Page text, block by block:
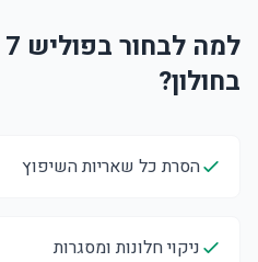
בחולון?
הסרת כל שאריות השיפוץ
ניקוי חלונות ומסגרות